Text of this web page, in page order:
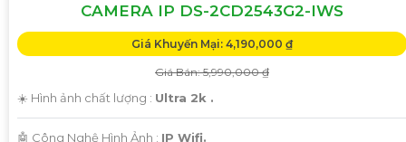
CAMERA IP DS-2CD2543G2-IWS
Giá Khuyến Mại: 4,190,000 ₫
Giá Bán: 5,990,000 ₫
☀️ Hình ảnh chất lượng : Ultra 2k .
🤖️ Công Nghệ Hình Ảnh : IP Wifi.